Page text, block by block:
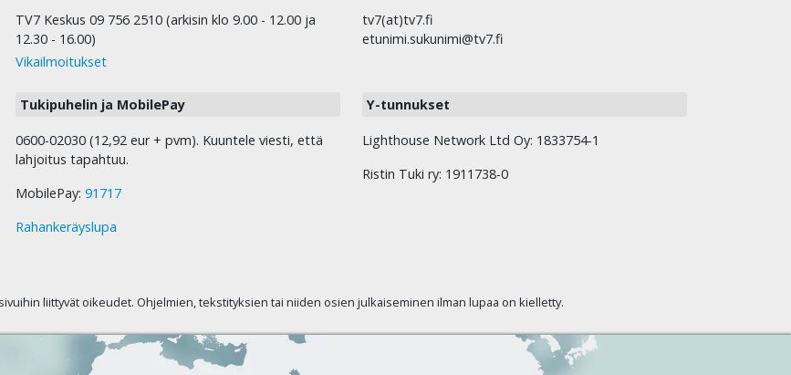
TV7 Keskus 09 756 2510 (arkisin klo 9.00 - 12.00 ja
12.30 - 16.00)
Vikailmoitukset
tv7(at)tv7.fi
etunimi.sukunimi@tv7.fi
Tukipuhelin ja MobilePay
0600-02030 (12,92 eur + pvm). Kuuntele viesti, että
lahjoitus tapahtuu.
MobilePay: 91717
Rahankeräyslupa
Y-tunnukset
Lighthouse Network Ltd Oy: 1833754-1
Ristin Tuki ry: 1911738-0
liittyvät oikeudet. Ohjelmien, tekstityksien tai niiden osien julkaiseminen ilman lupaa on kielletty.